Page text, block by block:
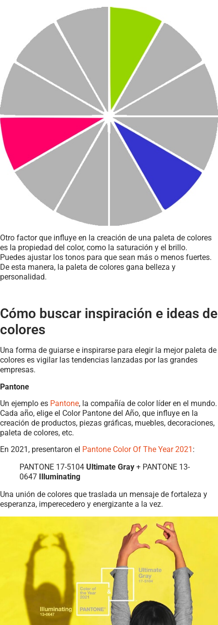
Otro factor que influye en la creación de una paleta de colores
es la propiedad del color, como la saturación y el brillo.
Puedes ajustar los tonos para que sean más o menos fuertes.
De esta manera, la paleta de colores gana belleza y
personalidad.
Cómo buscar inspiración e ideas de
colores
Una forma de guiarse e inspirarse para elegir la mejor paleta de
colores es vigilar las tendencias lanzadas por las grandes
empresas.
Pantone
Un ejemplo es Pantone, la compañía de color líder en el mundo.
Cada año, elige el Color Pantone del Año, que influye en la
creación de productos, piezas gráficas, muebles, decoraciones,
paleta de colores, etc.
En 2021, presentaron el Pantone Color Of The Year 2021 :
PANTONE 17-5104 Ultimate Gray + PANTONE 13-
0647
Illuminating
Una unión de colores que traslada un mensaje de fortaleza y
esperanza, imperecedero y energizante a la vez.